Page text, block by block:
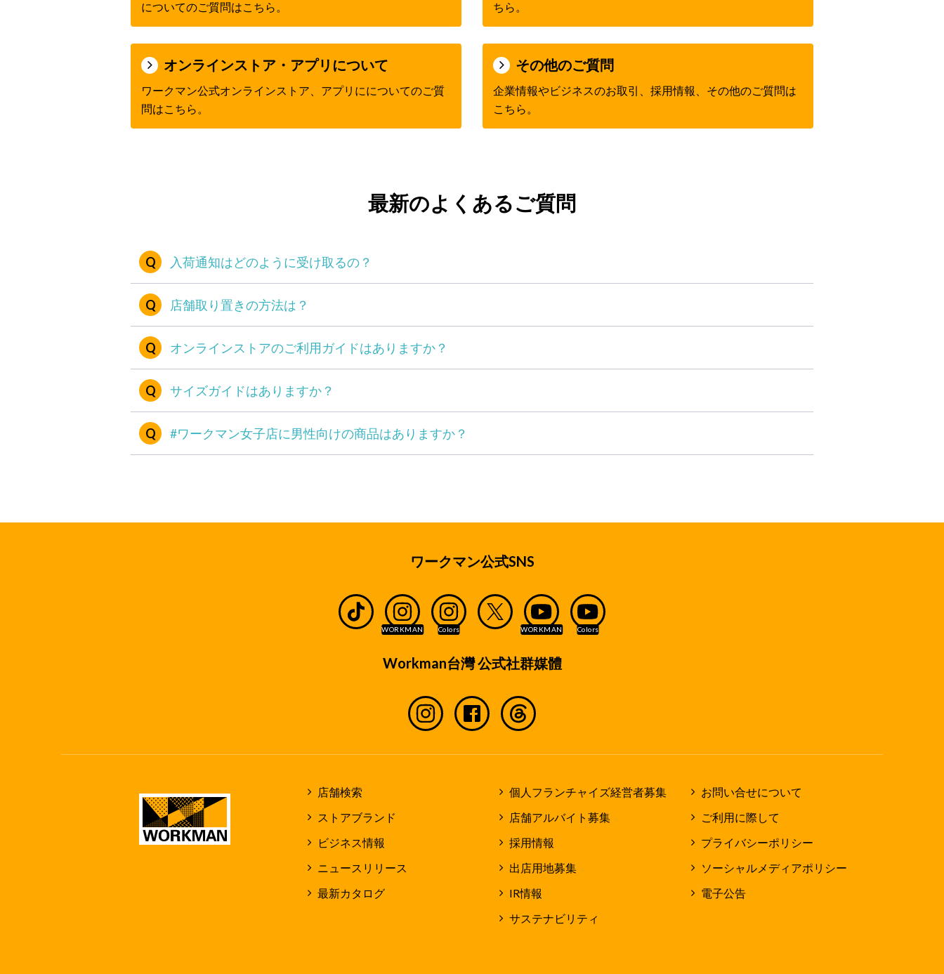
についてのご質問はこちら。
ちら。
オンラインストア・アプリについて
ワークマン公式オンラインストア、アプリにについてのご質
問はこちら。
その他のご質問
企業情報やビジネスのお取引、採用情報、その他のご質問は
こちら。
最新のよくあるご質問
入荷通知はどのように受け取るの？
店舗取り置きの方法は？
オンラインストアのご利用ガイドはありますか？
サイズガイドはありますか？
#ワークマン女子店に男性向けの商品はありますか？
ワークマン公式SNS
Workman台灣 公式社群媒體
店舗検索
ストアブランド
ビジネス情報
ニュースリリース
最新カタログ
個人フランチャイズ経営者募集
店舗アルバイト募集
採用情報
出店用地募集
IR情報
サステナビリティ
お問い合せについて
ご利用に際して
プライバシーポリシー
ソーシャルメディアポリシー
電子公告